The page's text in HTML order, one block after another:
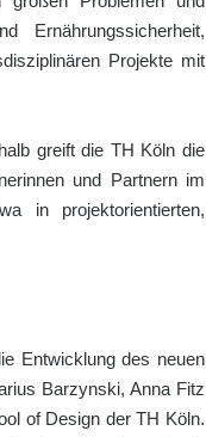
Ernährungssicherheit,
Projekte mit
greift die TH Köln die
und Partnern im
in projektorientierten,
Entwicklung des neuen
Barzynski, Anna Fitz
of Design der TH Köln.